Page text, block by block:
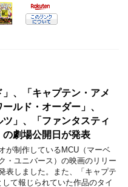
、「キャプテン・アメ
ルド・オーダー」、
ツ」、「ファンタスティ
の劇場公開日が発表
が制作しているMCU（マーベ
・ユニバース）の映画のリリー
表しました。また、「キャプテ
て報じられていた作品のタイ